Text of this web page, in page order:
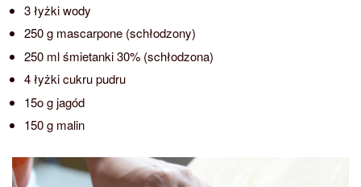
3 łyżki wody
250 g mascarpone (schłodzony)
250 ml śmietanki 30% (schłodzona)
4 łyżki cukru pudru
15o g jagód
150 g malin